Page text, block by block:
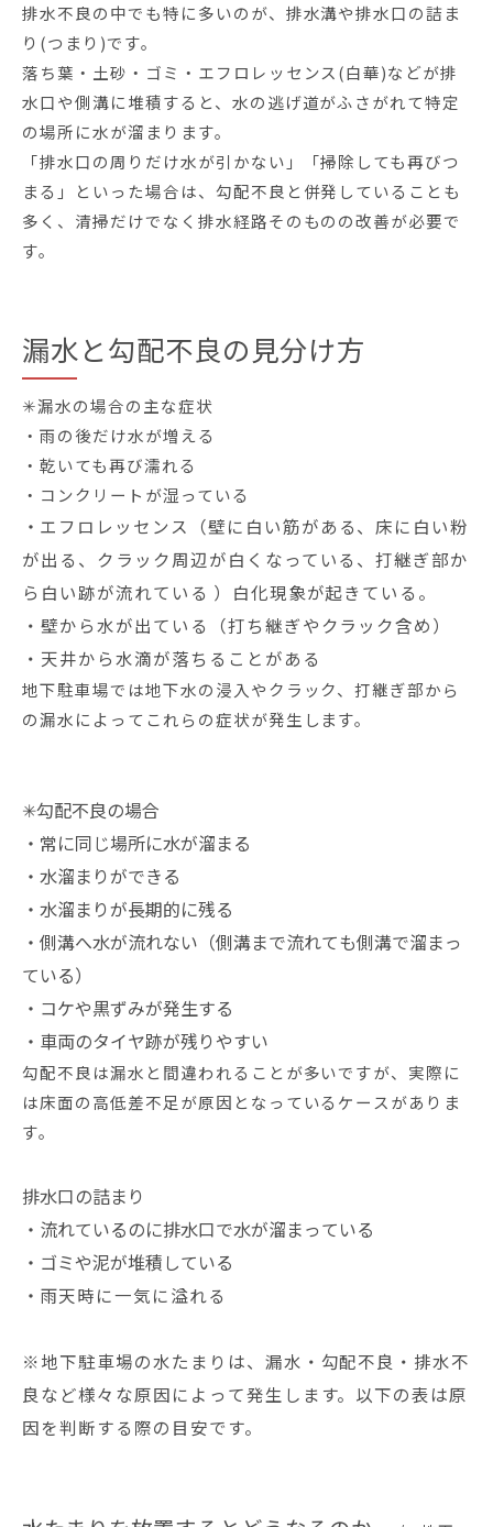
排水不良の中でも特に多いのが、排水溝や排水口の詰ま
り(つまり)です。
落ち葉・土砂・ゴミ・エフロレッセンス(白華)などが排
水口や側溝に堆積すると、水の逃げ道がふさがれて特定
の場所に水が溜まります。
「排水口の周りだけ水が引かない」「掃除しても再びつ
まる」といった場合は、勾配不良と併発していることも
多く、清掃だけでなく排水経路そのものの改善が必要で
す。
漏水と勾配不良の見分け方
✳︎漏水の場合の主な症状
・雨の後だけ水が増える
・乾いても再び濡れる
・コンクリートが湿っている
・ エフロレッセンス（壁に白い筋がある、 床に白い粉
が出る、 クラック周辺が白くなっている、打継ぎ部か
ら白い跡が流れている ）白化現象が起きている。
・壁から水が出ている（打ち継ぎやクラック含め）
・天井から水滴が落ちることがある
地下駐車場では地下水の浸入やクラック、打継ぎ部から
の漏水によってこれらの症状が発生します。
✳︎勾配不良の場合
・常に同じ場所に水が溜まる
・水溜まりができる
・水溜まりが長期的に残る
・側溝へ水が流れない（側溝まで流れても側溝で溜まっ
ている）
・コケや黒ずみが発生する
・車両のタイヤ跡が残りやすい
勾配不良は漏水と間違われることが多いですが、実際に
は床面の高低差不足が原因となっているケースがありま
す。
排水口の詰まり
・流れているのに排水口で水が溜まっている
・ゴミや泥が堆積している
・ 雨天時に一気に溢れる
※地下駐車場の水たまりは、漏水・勾配不良・排水不
良など様々な原因によって発生します。以下の表は原
因を判断する際の目安です。